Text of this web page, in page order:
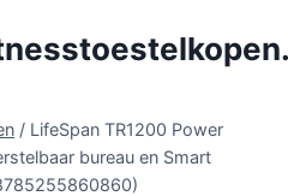
/ LifeSpan TR1200 Power
bureau en Smart